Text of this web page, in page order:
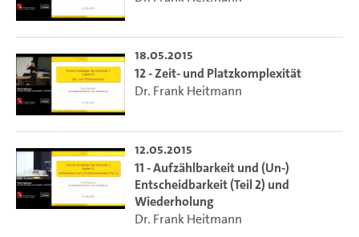
18.05.2015
12 - Zeit- und Platzkomplexität
Dr. Frank Heitmann
12.05.2015
11 - Aufzählbarkeit und (Un-)
Entscheidbarkeit (Teil 2) und
Wiederholung
Dr. Frank Heitmann